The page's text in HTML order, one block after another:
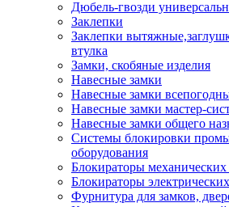
Дюбель-гвозди
Заклепки
Заклепки
втулка
Замки, скобяные изделия
Навесные замки
Навесные замки
Навесные замки мастер-
Навесные замки общего
Системы блокировки
оборудования
Блокираторы механических
Блокираторы
Фурнитура для замков,